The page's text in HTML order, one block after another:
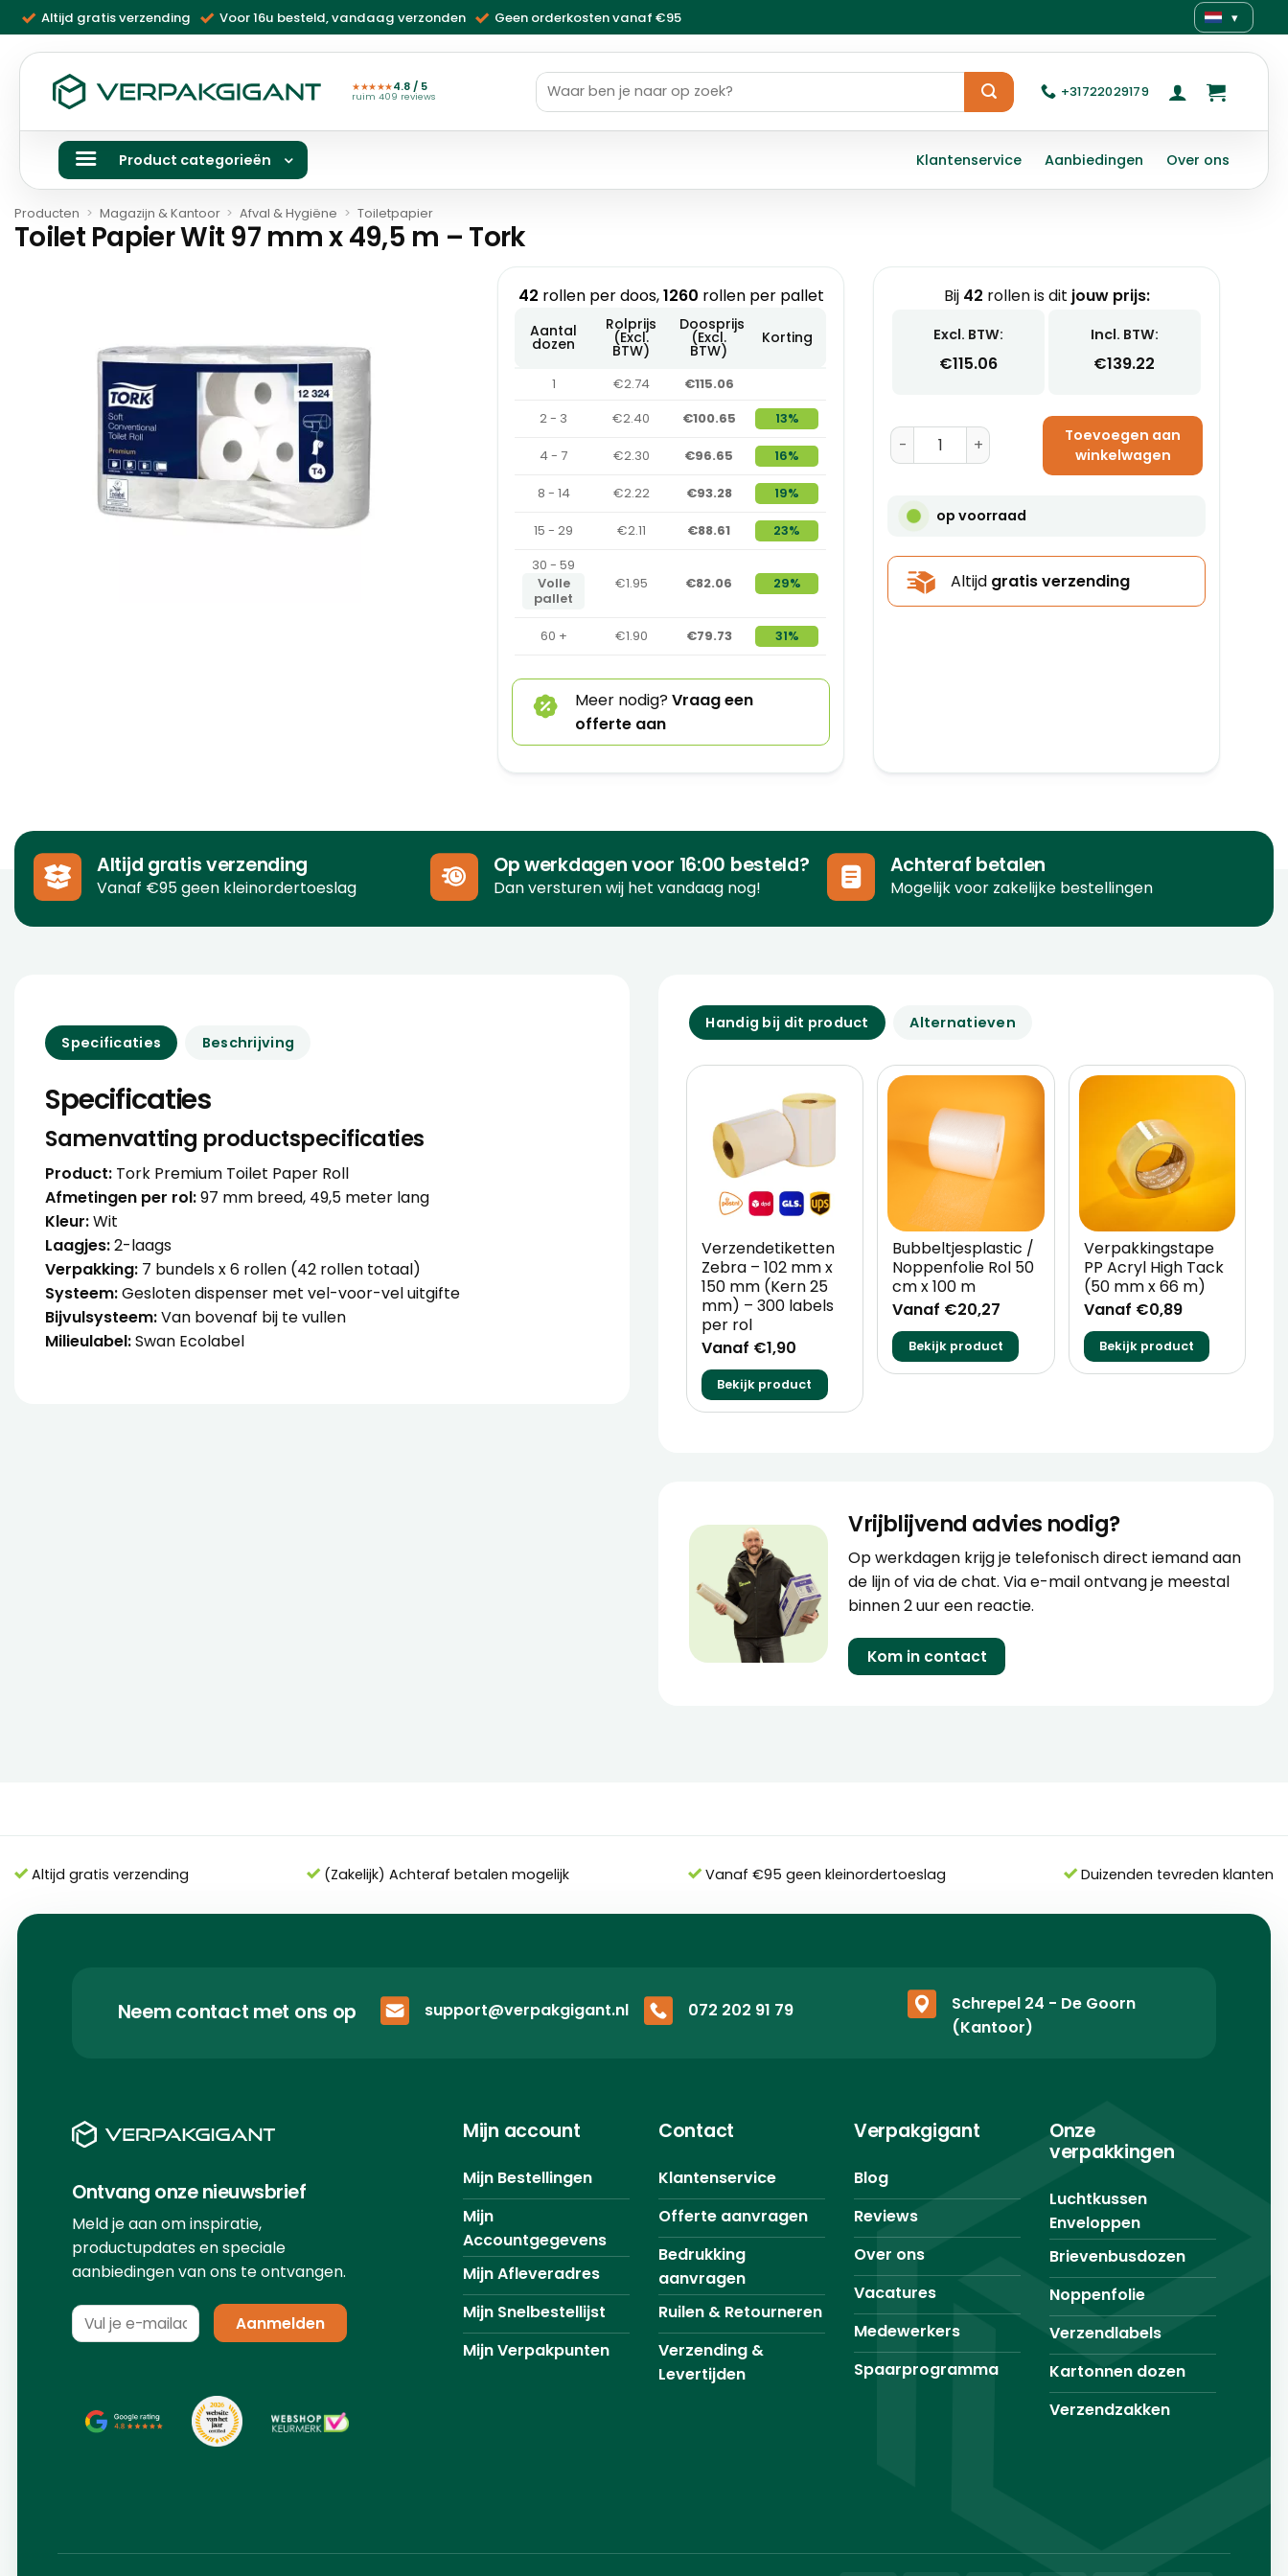
naar
inhoud
Altijd gratis verzending Voor 16u besteld, vandaag verzonden Geen orderkosten vanaf €95 ▾
★★★★★4.8 / 5
ruim 409 reviews
Zoeken
naar:
+31722029179
Product categorieën Klantenservice Aanbiedingen Over ons
Producten > Magazijn & Kantoor > Afval & Hygiëne > Toiletpapier
Toilet Papier Wit 97 mm x 49,5 m – Tork
42 rollen per doos,1260 rollen per pallet
Aantal
dozen
Rolprijs
(Excl.
BTW)
Doosprijs
(Excl.
BTW)
Korting
1 €2.74
€115.06
2 - 3
€2.40 €100.65 13%
4 - 7 €2.30 €96.65 16%
8 - 14 €2.22 €93.28 19%
15 - 29 €2.11 €88.61
23%
30 - 59
Volle
pallet
€1.95 €82.06 29%
60 + €1.90 €79.73 31%
Meer nodig?Vraag een
offerte aan
Bij 42 rollen is dit jouw prijs:
Excl. BTW:
€115.06
Incl. BTW:
€139.22
Toilet Papier Wit 97 mm x 49,5 m - Tork aantal
Toevoegen aan
winkelwagen
op voorraad
Altijd gratis verzending
Altijd gratis verzending
Vanaf €95 geen kleinordertoeslag
Op werkdagen voor 16:00 besteld?
Dan versturen wij het vandaag nog!
Achteraf betalen
Mogelijk voor zakelijke bestellingen
Specificaties Beschrijving
Specificaties
Samenvatting productspecificaties
Product: Tork Premium Toilet Paper Roll
Afmetingen per rol:97 mm breed, 49,5 meter lang
Kleur:Wit
Laagjes:2-laags
Verpakking: 7 bundels x 6 rollen (42 rollen totaal)
Systeem:Gesloten dispenser met vel-voor-vel uitgifte
Bijvulsysteem:Van bovenaf bij te vullen
Milieulabel:Swan Ecolabel
Handig bij dit product Alternatieven
Verzendetiketten
Zebra – 102 mm x
150 mm (Kern 25
mm) – 300 labels
per rol
Vanaf €1,90
Bekijk product
Bubbeltjesplastic /
Noppenfolie Rol 50
cm x 100 m
Vanaf €20,27
Bekijk product
Verpakkingstape
PP Acryl High Tack
(50 mm x 66 m)
Vanaf €0,89
Bekijk product
Vrijblijvend advies nodig?
Op werkdagen krijg je telefonisch direct iemand aan
de lijn of via de chat. Via e-mail ontvang je meestal
binnen 2 uur een reactie.
Kom in contact
Altijd gratis verzending (Zakelijk) Achteraf betalen mogelijk Vanaf €95 geen kleinordertoeslag Duizenden tevreden klanten
Neem contact met ons op support@verpakgigant.nl 072 202 91 79
Schrepel 24 - De Goorn
(Kantoor)
Ontvang onze nieuwsbrief
Meld je aan om inspiratie,
productupdates en speciale
aanbiedingen van ons te ontvangen.
Mijn account
Mijn Bestellingen
Mijn
Accountgegevens
Mijn Afleveradres
Mijn Snelbestellijst
Mijn Verpakpunten
Contact
Klantenservice
Offerte aanvragen
Bedrukking
aanvragen
Ruilen & Retourneren
Verzending &
Levertijden
Verpakgigant
Blog
Reviews
Over ons
Vacatures
Medewerkers
Spaarprogramma
Onze
verpakkingen
Luchtkussen
Enveloppen
Brievenbusdozen
Noppenfolie
Verzendlabels
Kartonnen dozen
Verzendzakken